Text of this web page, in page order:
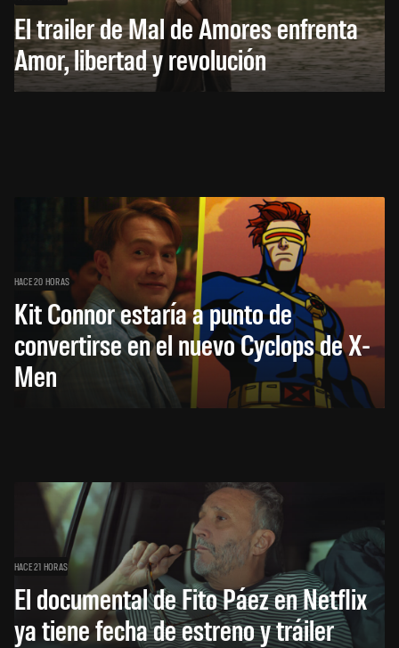
El trailer de Mal de Amores enfrenta
Amor, libertad y revolución
HACE 20 HORAS
Kit Connor estaría a punto de
convertirse en el nuevo Cyclops de X-
Men
HACE 21 HORAS
El documental de Fito Páez en Netflix
ya tiene fecha de estreno y tráiler